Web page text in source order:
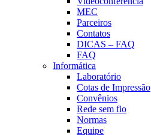
MEC
Parceiros
Contatos
DICAS – FAQ
FAQ
Informática
Laboratório
Cotas de Impressão
Convênios
Rede sem fio
Normas
Equipe